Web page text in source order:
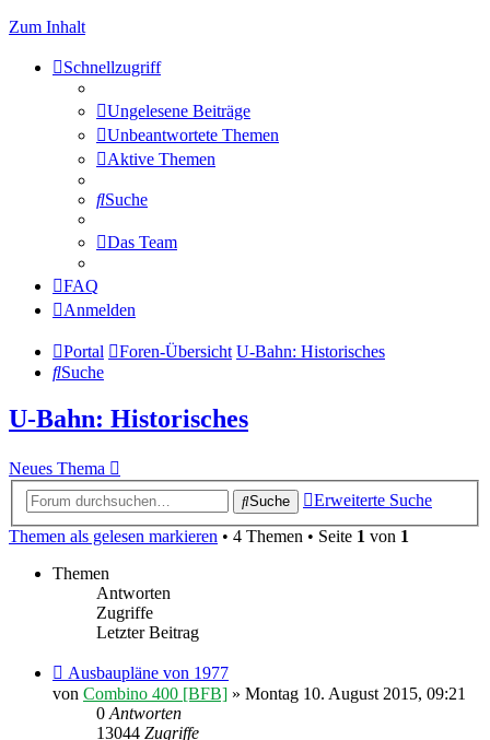
Zum Inhalt
Schnellzugriff
Ungelesene Beiträge
Unbeantwortete Themen
Aktive Themen
Suche
Das Team
FAQ
Anmelden
Portal Foren-Übersicht U-Bahn: Historisches
Suche
U-Bahn: Historisches
Neues Thema
Suche
Erweiterte Suche
Themen als gelesen markieren • 4 Themen • Seite 1 von 1
Themen
Antworten
Zugriffe
Letzter Beitrag
Ausbaupläne von 1977
von Combino 400 [BFB] » Montag 10. August 2015, 09:21
0Antworten
13044 Zugriffe